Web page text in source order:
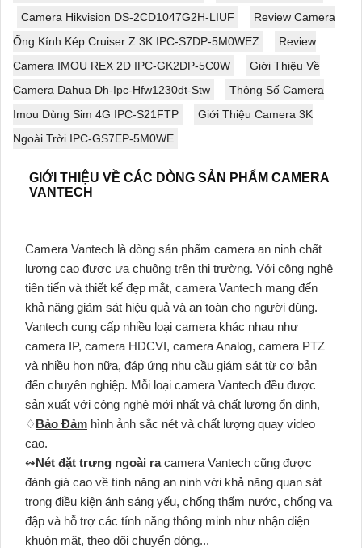
Camera Hikvision DS-2CD1047G2H-LIUF
Review Camera
Ống Kính Kép Cruiser Z 3K IPC-S7DP-5M0WEZ
Review
Camera IMOU REX 2D IPC-GK2DP-5C0W
Giới Thiệu Về
Camera Dahua Dh-Ipc-Hfw1230dt-Stw
Thông Số Camera
Imou Dùng Sim 4G IPC-S21FTP
Giới Thiệu Camera 3K
Ngoài Trời IPC-GS7EP-5M0WE
GIỚI THIỆU VỀ CÁC DÒNG SẢN PHẨM CAMERA
VANTECH
Camera Vantech là dòng sản phẩm camera an ninh chất
lượng cao được ưa chuộng trên thị trường. Với công nghệ
tiên tiến và thiết kế đẹp mắt, camera Vantech mang đến
khả năng giám sát hiệu quả và an toàn cho người dùng.
Vantech cung cấp nhiều loại camera khác nhau như
camera IP, camera HDCVI, camera Analog, camera PTZ
và nhiều hơn nữa, đáp ứng nhu cầu giám sát từ cơ bản
đến chuyên nghiệp. Mỗi loại camera Vantech đều được
sản xuất với công nghệ mới nhất và chất lượng ổn định,
♢Bảo Đảm hình ảnh sắc nét và chất lượng quay video
cao.
↭Nét đặt trưng ngoài racamera Vantech cũng được
đánh giá cao về tính năng an ninh với khả năng quan sát
trong điều kiện ánh sáng yếu, chống thấm nước, chống va
đập và hỗ trợ các tính năng thông minh như nhận diện
khuôn mặt, theo dõi chuyển động...